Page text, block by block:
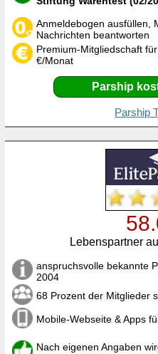
Anmeldebogen ausfüllen,
Nachrichten beantworten
Premium-Mitgliedschaft
€/Monat
Parship
Parship
Lebenspartner
anspruchsvolle bekannte
2004
68 Prozent der Mitglieder
Mobile-Webseite & Apps
Nach eigenen Angaben